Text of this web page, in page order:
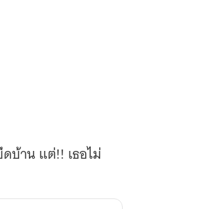
ดบ้าน แต่!! เธอไม่